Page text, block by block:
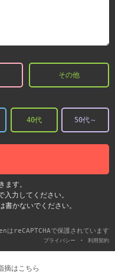
その他
40代 50代～
す。
力してください。
かないでください。
はreCAPTCHAで保護されています
プライバシー - 利用契約
摘はこちら